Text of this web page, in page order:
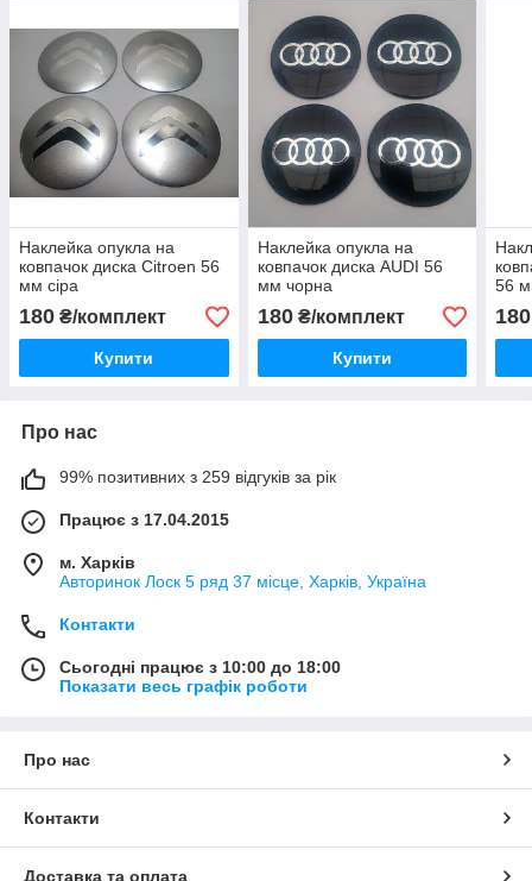
Наклейка опукла на
ковпачок диска Citroen 56
мм сіра
180 ₴/комплект
Купити
Наклейка опукла на
ковпачок диска AUDI 56
мм чорна
180₴/комплект
Купити
56
180
Про нас
99% позитивних з 259 відгуків за рік
Працює з 17.04.2015
м. Харків
Авторинок Лоск 5 ряд 37 місце, Харків, Україна
Контакти
Сьогодні працює з 10:00 до 18:00
Показати весь графік роботи
Про нас
Контакти
Доставка та оплата